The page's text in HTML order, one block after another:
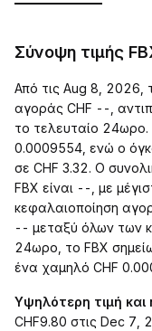
Σύνοψη τιμής
Από τις Aug 8, 2026,
αγοράς CHF --,
το τελευταίο 24ωρο.
0.0009554, ενώ ο
σε CHF 3.32. Ο
FBX είναι --, με
κεφαλαιοποίηση
-- μεταξύ όλων των
24ωρο, το FBX
ένα χαμηλό CHF
Υψηλότερη τιμή και
CHF9.80 στις Dec 7,